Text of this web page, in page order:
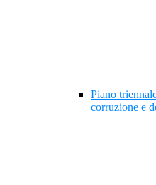
Piano
corruzione e